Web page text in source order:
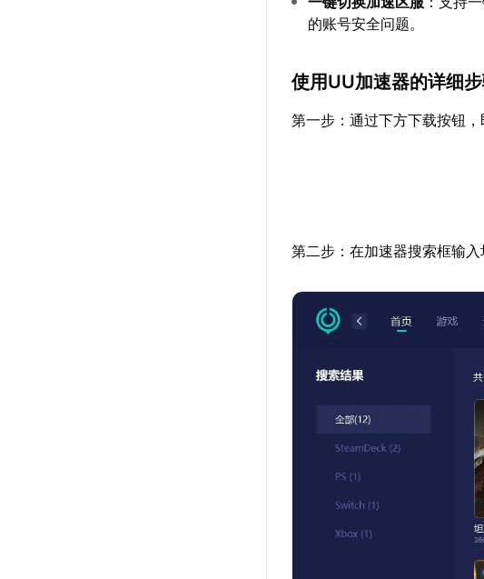
的账号安全问题。
使用UU加速器的详细
第一步：通过下方下载按钮
第二步：在加速器搜索框输